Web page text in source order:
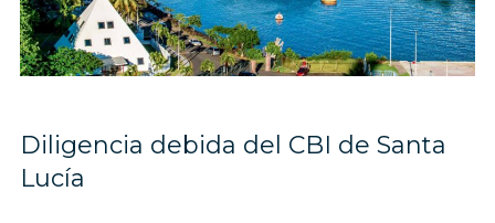
Diligencia debida del CBI de Santa
Lucía